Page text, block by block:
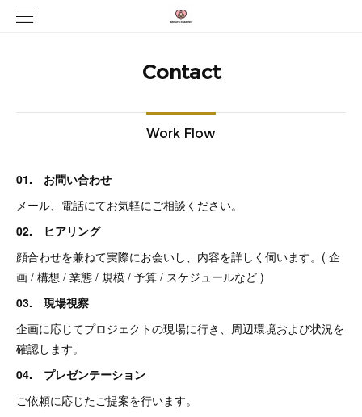
Contact
Work Flow
01. お問い合わせ
メール、電話にてお気軽にご相談ください。
02. ヒアリング
顔合わせを兼ねて実際にお会いし、内容を詳しく伺います。( 企
画 / 構想 / 業態 / 規模 / 予算 / スケジュールなど )
03. 現場視察
企画に応じてプロジェクトの現場に行き、周辺環境および状況を
確認します。
04. プレゼンテーション
ご依頼に応じたご提案を行います。